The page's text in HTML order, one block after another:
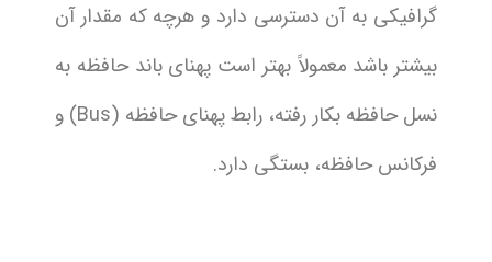
گرافیکی به آن دسترسی دارد و هرچه که مقدار آن
بیشتر باشد معمولاً بهتر است پهنای باند حافظه به
نسل حافظه بکار رفته، رابط پهنای حافظه (Bus) و
فرکانس حافظه، بستگی دارد.